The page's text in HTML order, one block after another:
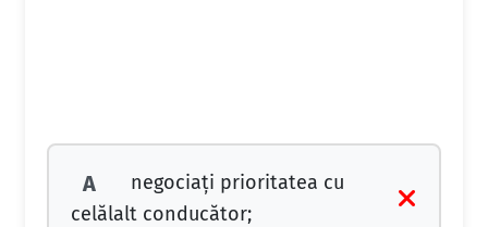
A
negociaţi prioritatea cu
celălalt conducător;